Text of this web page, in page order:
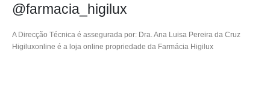
@farmacia_higilux
A Direcção Técnica é assegurada por: Dra. Ana Luisa Pereira da Cruz
Higiluxonline é a loja online propriedade da Farmácia Higilux